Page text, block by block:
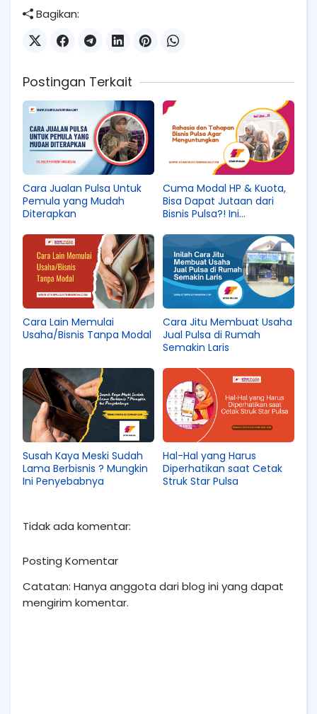
Bagikan:
Postingan Terkait
Cara Jualan Pulsa Untuk
Pemula yang Mudah
Diterapkan
Cuma Modal HP & Kuota,
Bisa Dapat Jutaan dari
Bisnis Pulsa?! Ini
Cara Lain Memulai
Usaha/Bisnis Tanpa Modal
Cara Jitu Membuat Usaha
Jual Pulsa di Rumah
Semakin Laris
Susah Kaya Meski Sudah
Lama Berbisnis ? Mungkin
Ini Penyebabnya
Hal-Hal yang Harus
Diperhatikan saat Cetak
Struk Star Pulsa
Tidak ada komentar:
Posting Komentar
Catatan: Hanya anggota dari blog ini yang dapat
mengirim komentar.